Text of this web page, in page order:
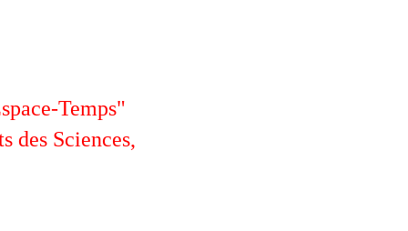
Temps"
des Sciences,